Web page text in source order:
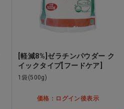
[軽減8%]ゼラチンパウダー ク
イックタイプ[フードケア]
1袋(500g)
価格：ログイン後表示